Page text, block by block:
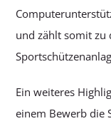
und zählt somit zu
Ein weiteres
einem Bewerb die